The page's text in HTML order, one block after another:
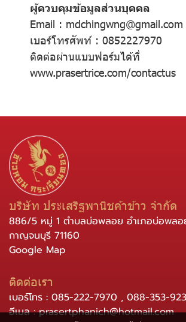
ผู้ควบคุมข้อมูลส่วนบุคคล
Email : mdchingwng@gmail.com
เบอร์โทรศัพท์ : 0852227970
ติดต่อผ่านแบบฟอร์มได้ที่
www.prasertrice.com/contactus
บริษัท ประเสริฐพานิชค้าข้าว จำกัด
886/5 หมู่ 1 ตำบลบ่อพลอย อำเภอบ่อพล
กาญจนบุรี 71160
Google Map
ติดต่อเรา
เบอร์โทร : 085-222-7970 , 088-353-
อีเมล :prasertphanich@hotmail.com